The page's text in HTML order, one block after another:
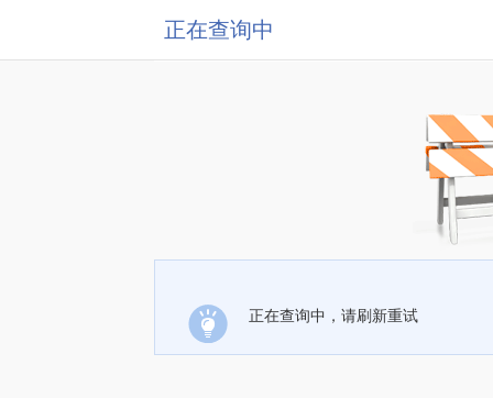
正在查询中
正在查询中，请刷新重试